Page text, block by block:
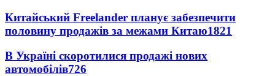
Китайський Freelander планує забезпечити
половину продажів за межами Китаю1821
В Україні скоротилися продажі нових
автомобілів726